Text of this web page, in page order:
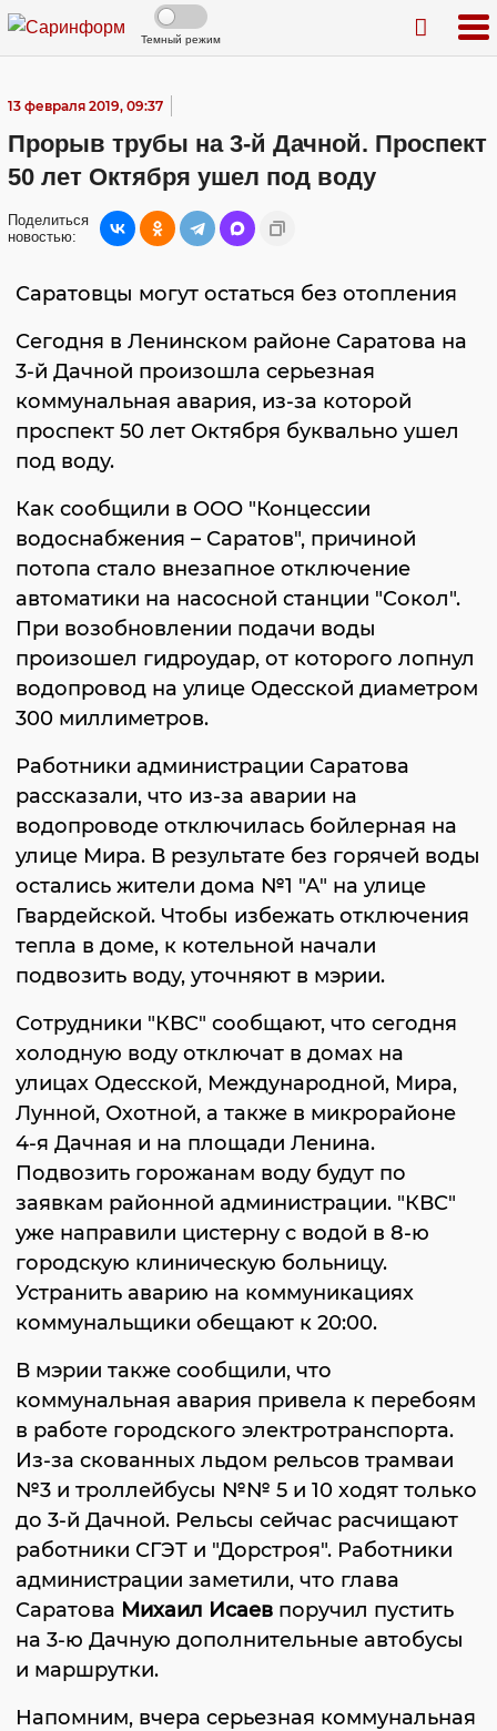
Темный режим
13 февраля 2019, 09:37
Прорыв трубы на 3-й Дачной. Проспект
50 лет Октября ушел под воду
Поделиться
новостью:
Саратовцы могут остаться без отопления
Сегодня в Ленинском районе Саратова на
3-й Дачной произошла серьезная
коммунальная авария, из-за которой
проспект 50 лет Октября буквально ушел
под воду.
Как сообщили в ООО "Концессии
водоснабжения – Саратов", причиной
потопа стало внезапное отключение
автоматики на насосной станции "Сокол".
При возобновлении подачи воды
произошел гидроудар, от которого лопнул
водопровод на улице Одесской диаметром
300 миллиметров.
Работники администрации Саратова
рассказали, что из-за аварии на
водопроводе отключилась бойлерная на
улице Мира. В результате без горячей воды
остались жители дома №1 "А" на улице
Гвардейской. Чтобы избежать отключения
тепла в доме, к котельной начали
подвозить воду, уточняют в мэрии.
Сотрудники "КВС" сообщают, что сегодня
холодную воду отключат в домах на
улицах Одесской, Международной, Мира,
Лунной, Охотной, а также в микрорайоне
4-я Дачная и на площади Ленина.
Подвозить горожанам воду будут по
заявкам районной администрации. "КВС"
уже направили цистерну с водой в 8-ю
городскую клиническую больницу.
Устранить аварию на коммуникациях
коммунальщики обещают к 20:00.
В мэрии также сообщили, что
коммунальная авария привела к перебоям
в работе городского электротранспорта.
Из-за скованных льдом рельсов трамваи
№3 и троллейбусы №№ 5 и 10 ходят только
до 3-й Дачной. Рельсы сейчас расчищают
работники СГЭТ и "Дорстроя". Работники
администрации заметили, что глава
Саратова Михаил Исаев поручил пустить
на 3-ю Дачную дополнительные автобусы
и маршрутки.
Напомним, вчера серьезная коммунальная